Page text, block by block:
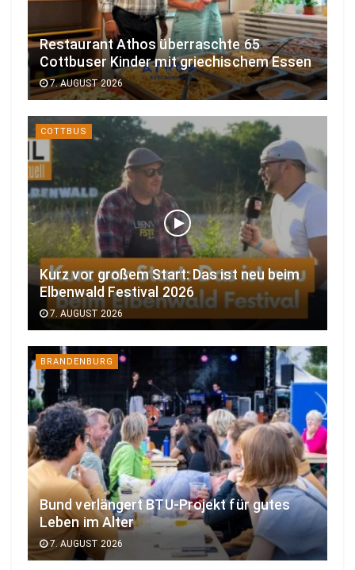
Restaurant Athos überraschte 65
Cottbuser Kinder mit griechischem Essen
7. AUGUST 2026
COTTBUS
Kurz vor großem Start: Das ist neu beim
Elbenwald Festival 2026
7. AUGUST 2026
BRANDENBURG
Bund verlängert BTU-Projekt für gutes
Leben im Alter
7. AUGUST 2026